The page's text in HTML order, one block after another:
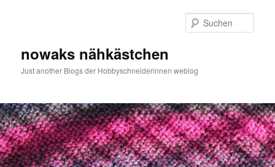
nowaks nähkästchen
Just another Blogs der Hobbyschneiderinnen weblog